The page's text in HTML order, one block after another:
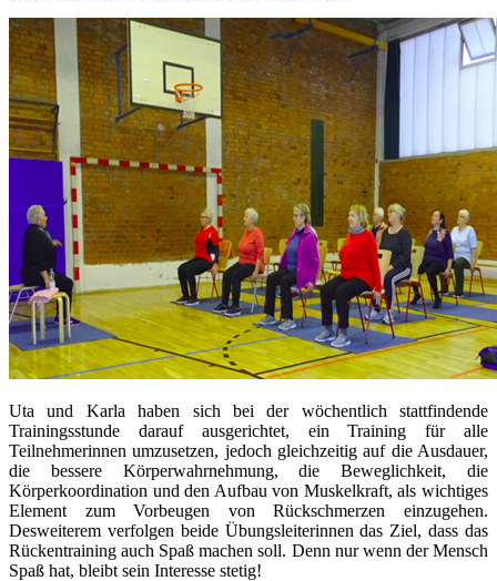
Uta und Karla haben sich bei der wöchentlich stattfindende
Trainingsstunde darauf ausgerichtet, ein Training für alle
Teilnehmerinnen umzusetzen, jedoch gleichzeitig auf die Ausdauer,
die bessere Körperwahrnehmung, die Beweglichkeit, die
Körperkoordination und den Aufbau von Muskelkraft, als wichtiges
Element zum Vorbeugen von Rückschmerzen einzugehen.
Desweiterem verfolgen beide Übungsleiterinnen das Ziel, dass das
Rückentraining auch Spaß machen soll. Denn nur wenn der Mensch
Spaß hat, bleibt sein Interesse stetig!